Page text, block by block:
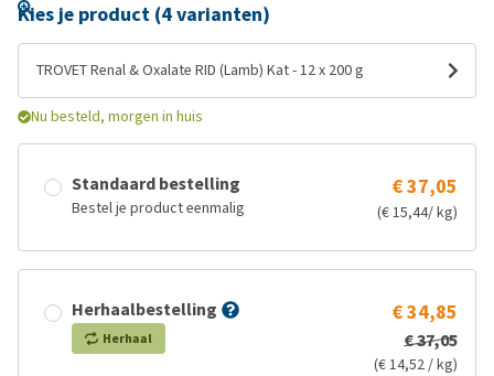
Kies je product (4 varianten)
TROVET Renal & Oxalate RID (Lamb) Kat - 12 x 200 g
Nu besteld, morgen in huis
Standaard bestelling
Bestel je product eenmalig
€ 37,05
(€ 15,44/ kg)
Herhaalbestelling
Herhaal
€ 34,85
€ 37,05
(€ 14,52 / kg)